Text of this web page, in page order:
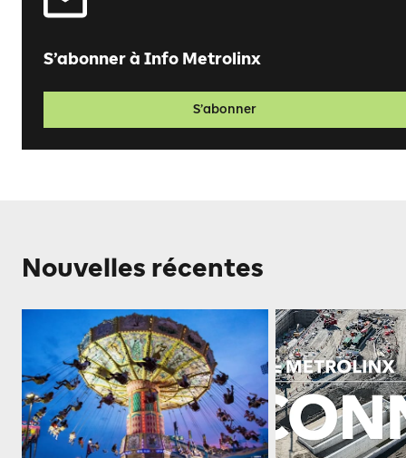
S’abonner à Info Metrolinx
S’abonner
Nouvelles récentes